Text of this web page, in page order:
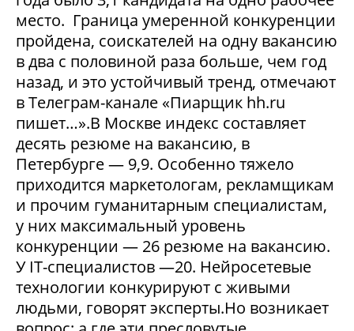
место. Граница умеренной конкуренции
пройдена, соискателей на одну вакансию
в два с половиной раза больше, чем год
назад, и это устойчивый тренд, отмечают
в Телеграм-канале «Пиарщик hh.ru
пишет…».В Москве индекс составляет
десять резюме на вакансию, в
Петербурге — 9,9. Особенно тяжело
приходится маркетологам, рекламщикам
и прочим гуманитарным специалистам,
у них максимальный уровень
конкуренции — 26 резюме на вакансию.
У IT-специалистов —20. Нейросетевые
технологии конкурируют с живыми
людьми, говорят эксперты.Но возникает